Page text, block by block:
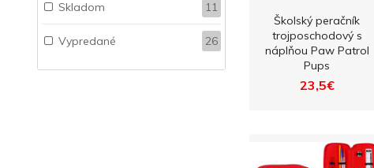
Skladom
11
Vypredané 26
Školský peračník
trojposchodový s
náplňou Paw Patrol
Pups
23,5€